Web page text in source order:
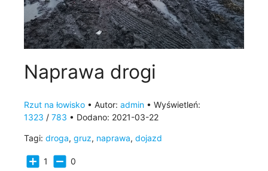
Naprawa drogi
Rzut na łowisko • Autor: admin • Wyświetleń:
1323 / 783 • Dodano: 2021-03-22
Tagi: droga, gruz, naprawa, dojazd
add_box 1 indeterminate_check_box 0